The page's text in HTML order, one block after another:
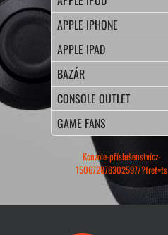
APPLE IPHONE
APPLE IPAD
BAZÁR
CONSOLE OUTLET
GAME FANS
Konzole-příslušenstvícz-
150672878302597/?fref=ts